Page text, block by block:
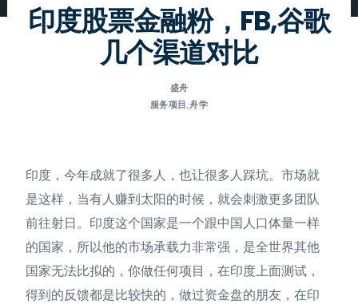
印度股票金融粉，FB,谷歌
几个渠道对比
盛舟
服务项目,舟学
印度，今年成就了很多人，也让很多人踩坑。市场就
是这样，当有人赚到太阳的时候，就会刺激更多团队
前往射日。印度这个国家是一个跟中国人口体量一样
的国家，所以他的市场承载力非常强，是全世界其他
国家无法比拟的，你做任何项目，在印度上面测试，
得到的反馈都是比较快的，做过资金盘的朋友，在印